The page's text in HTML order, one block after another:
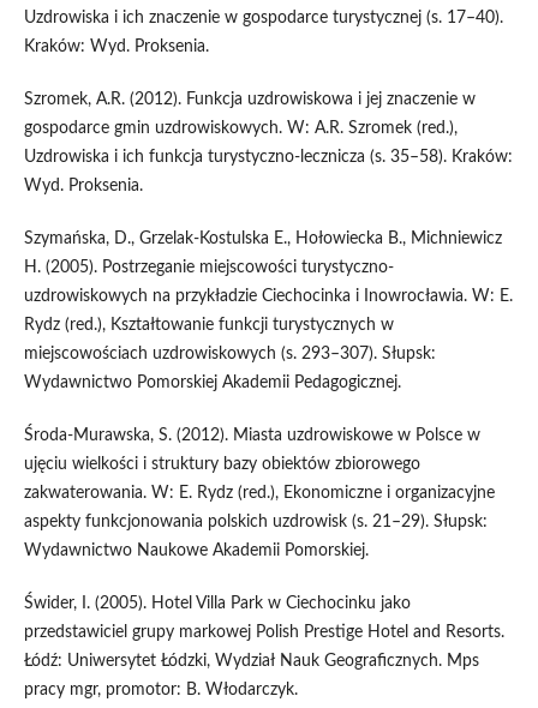
Uzdrowiska i ich znaczenie w gospodarce turystycznej (s. 17–40).
Kraków: Wyd. Proksenia.
Szromek, A.R. (2012). Funkcja uzdrowiskowa i jej znaczenie w
gospodarce gmin uzdrowiskowych. W: A.R. Szromek (red.),
Uzdrowiska i ich funkcja turystyczno-lecznicza (s. 35–58). Kraków:
Wyd. Proksenia.
Szymańska, D., Grzelak-Kostulska E., Hołowiecka B., Michniewicz
H. (2005). Postrzeganie miejscowości turystyczno-
uzdrowiskowych na przykładzie Ciechocinka i Inowrocławia. W: E.
Rydz (red.), Kształtowanie funkcji turystycznych w
miejscowościach uzdrowiskowych (s. 293–307). Słupsk:
Wydawnictwo Pomorskiej Akademii Pedagogicznej.
Środa-Murawska, S. (2012). Miasta uzdrowiskowe w Polsce w
ujęciu wielkości i struktury bazy obiektów zbiorowego
zakwaterowania. W: E. Rydz (red.), Ekonomiczne i organizacyjne
aspekty funkcjonowania polskich uzdrowisk (s. 21–29). Słupsk:
Wydawnictwo Naukowe Akademii Pomorskiej.
Świder, I. (2005). Hotel Villa Park w Ciechocinku jako
przedstawiciel grupy markowej Polish Prestige Hotel and Resorts.
Łódź: Uniwersytet Łódzki, Wydział Nauk Geograficznych. Mps
pracy mgr, promotor: B. Włodarczyk.